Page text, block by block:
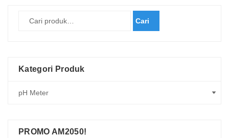
Cari
Kategori Produk
PROMO AM2050!